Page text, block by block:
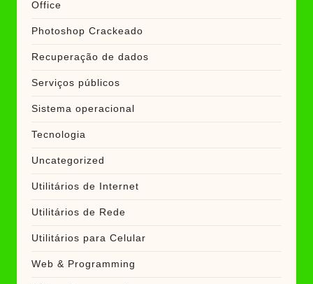
Office
Photoshop Crackeado
Recuperação de dados
Serviços públicos
Sistema operacional
Tecnologia
Uncategorized
Utilitários de Internet
Utilitários de Rede
Utilitários para Celular
Web & Programming